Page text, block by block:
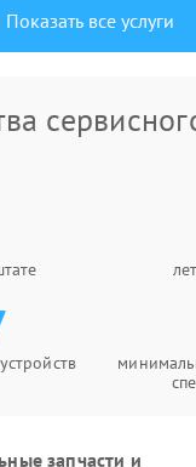
Показать все услуги
запчасти и